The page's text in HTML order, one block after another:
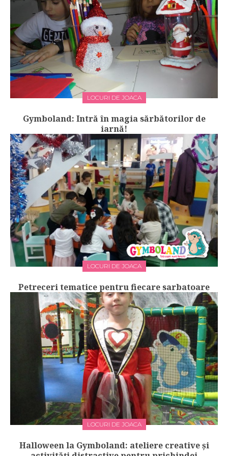
LOCURI DE JOACA
Gymboland: Intră în magia sărbătorilor de
iarnă!
LOCURI DE JOACA
Petreceri tematice pentru fiecare sarbatoare
LOCURI DE JOACA
Halloween la Gymboland: ateliere creative și